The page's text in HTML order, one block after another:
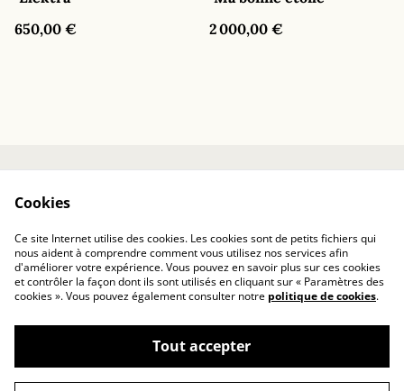
650,00 €
2 000,00 €
confidentialité
©2026
Les Arts de Lémurie : technologie spirituelle
vivante
Cookies
Ce site Internet utilise des cookies. Les cookies sont de petits fichiers qui
nous aident à comprendre comment vous utilisez nos services afin
d'améliorer votre expérience. Vous pouvez en savoir plus sur ces cookies
et contrôler la façon dont ils sont utilisés en cliquant sur « Paramètres des
cookies ». Vous pouvez également consulter notre politique de cookies.
Tout accepter